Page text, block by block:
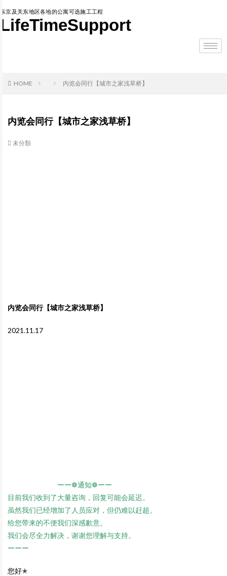
东京及关东地区各地的公寓可选施工工程
LifeTimeSupport
HOME 内览会同行【城市之家浅草桥】
内览会同行【城市之家浅草桥】
未分類
内览会同行【城市之家浅草桥】
2021.11.17
ーー❁通知❁ーー
目前我们收到了大量咨询，回复可能会延迟。
虽然我们已经增加了人员应对，但仍难以赶超。
给您带来的不便我们深感歉意。
我们会尽全力解决，谢谢您理解与支持。
ーーー
您好✭